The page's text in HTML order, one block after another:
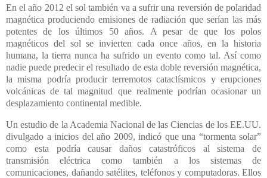
En el año 2012 el sol también va a sufrir una reversión de polaridad
magnética produciendo emisiones de radiación que serían las más
potentes de los últimos 50 años. A pesar de que los polos
magnéticos del sol se invierten cada once años, en la historia
humana, la tierra nunca ha sufrido un evento como tal. Así como
nadie puede predecir el resultado de esta doble reversión magnética,
la misma podría producir terremotos cataclísmicos y erupciones
volcánicas de tal magnitud que realmente podrían ocasionar un
desplazamiento continental medible.
Un estudio de la Academia Nacional de las Ciencias de los EE.UU.
divulgado a inicios del año 2009, indicó que una “tormenta solar”
como esta podría causar daños catastróficos al sistema de
transmisión eléctrica como también a los sistemas de
comunicaciones, dañando satélites, teléfonos y computadoras. Ellos